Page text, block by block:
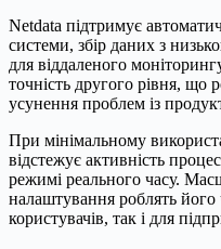
Netdata підтримує
системи, збір даних з
для віддаленого
точність другого рівня, що
усунення проблем із
При мінімальному
відстежує активність
режимі реального часу.
налаштування роблять
користувачів, так і для